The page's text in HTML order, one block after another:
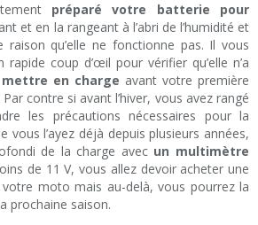
préparé votre batterie pour
et en la rangeant à l’abri de l’humidité et
raison qu’elle ne fonctionne pas. Il vous
coup d’œil pour vérifier qu’elle n’a
en charge avant votre première
contre si avant l’hiver, vous avez rangé
les précautions nécessaires pour la
vous l’ayez déjà depuis plusieurs années,
de la charge avec un multimètre
de 11 V, vous allez devoir acheter une
moto mais au-delà, vous pourrez la
prochaine saison.